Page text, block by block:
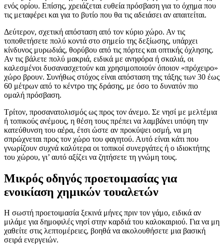
ενός ορίου. Επίσης, χρειάζεται ευθεία πρόσβαση για το όχημα που
τις μεταφέρει και για το βυτίο που θα τις αδειάσει αν απαιτείται.
Δεύτερον, σχετική απόσταση από τον κύριο χώρο. Αν τις
τοποθετήσετε πολύ κοντά στο σημείο της δεξίωσης, υπάρχει
κίνδυνος μυρωδιάς, θορύβου από τις πόρτες και οπτικής όχλησης.
Αν τις βάλετε πολύ μακριά, ειδικά με ανηφόρα ή σκαλιά, οι
καλεσμένοι δυσανασχετούν και χρησιμοποιούν όποιον «πρόχειρο»
χώρο βρουν. Συνήθως στόχος είναι απόσταση της τάξης των 30 έως
60 μέτρων από το κέντρο της δράσης, με όσο το δυνατόν πιο
ομαλή πρόσβαση.
Τρίτον, προσανατολισμός ως προς τον άνεμο. Σε νησί με μελτέμια
ή τοπικούς ανέμους, η θέση τους πρέπει να λαμβάνει υπόψη την
κατεύθυνση του αέρα, έτσι ώστε αν προκύψει οσμή, να μη
σπρώχνεται προς τον χώρο του φαγητού. Αυτό είναι κάτι που
γνωρίζουν συχνά καλύτερα οι τοπικοί συνεργάτες ή ο ιδιοκτήτης
του χώρου, γι’ αυτό αξίζει να ζητήσετε τη γνώμη τους.
Μικρός οδηγός προετοιμασίας για
ενοικίαση χημικών τουαλετών
Η σωστή προετοιμασία ξεκινά μήνες πριν τον γάμο, ειδικά αν
μιλάμε για δημοφιλές νησί στην καρδιά του καλοκαιριού. Για να μη
χαθείτε στις λεπτομέρειες, βοηθά να ακολουθήσετε μια βασική
σειρά ενεργειών.